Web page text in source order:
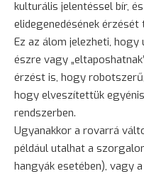
kulturális jelentéssel bír,
elidegenedésének érzését
Ez az álom jelezheti, hogy
észre vagy
érzést is, hogy
hogy elveszítettük
rendszerben.
Ugyanakkor a rovarrá
például utalhat a
hangyák esetében), vagy